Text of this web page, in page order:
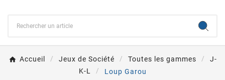
Accueil Jeux de Société Toutes les gammes
J-
K-L
Loup Garou